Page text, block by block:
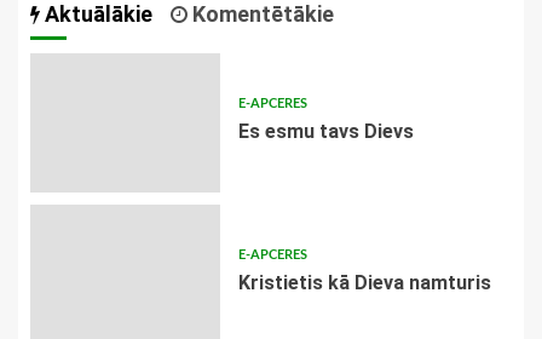
Aktuālākie Komentētākie
E-APCERES
Es esmu tavs Dievs
E-APCERES
Kristietis kā Dieva namturis